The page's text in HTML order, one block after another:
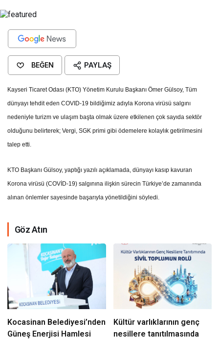
BEĞEN PAYLAŞ
Kayseri Ticaret Odası (KTO) Yönetim Kurulu Başkanı Ömer Gülsoy, Tüm
dünyayı tehdit eden COVID-19 bildiğimiz adıyla Korona virüsü salgını
nedeniyle turizm ve ulaşım başta olmak üzere etkilenen çok sayıda sektör
olduğunu belirterek; Vergi, SGK primi gibi ödemelere kolaylık getirilmesini
talep etti.
KTO Başkanı Gülsoy, yaptığı yazılı açıklamada, dünyayı kasıp kavuran
Korona virüsü (COVİD-19) salgınına ilişkin sürecin Türkiye’de zamanında
alınan önlemler sayesinde başarıyla yönetildiğini söyledi.
Göz Atın
Kocasinan Belediyesi’nden
Güneş Enerjisi Hamlesi
Kültür varlıklarının genç
nesillere tanıtılmasında